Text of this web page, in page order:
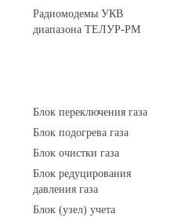
Радиомодемы УКВ
диапазона ТЕЛУР-РМ
Блок переключения газа
Блок подогрева газа
Блок очистки газа
Блок редуцирования
давления газа
Блок (узел) учета